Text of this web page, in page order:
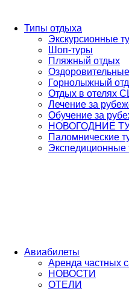
Типы отдыха
Экскурсионные
Шоп-туры
Пляжный отдых
Горнолыжный
Отдых в отелях
Лечение за
Обучение за
НОВОГОДНИЕ
Паломнические
Экспедиционные
Авиабилеты
Аренда частных
НОВОСТИ
ОТЕЛИ